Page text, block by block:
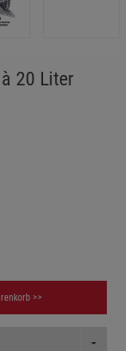
20 Liter
>>
Toggle